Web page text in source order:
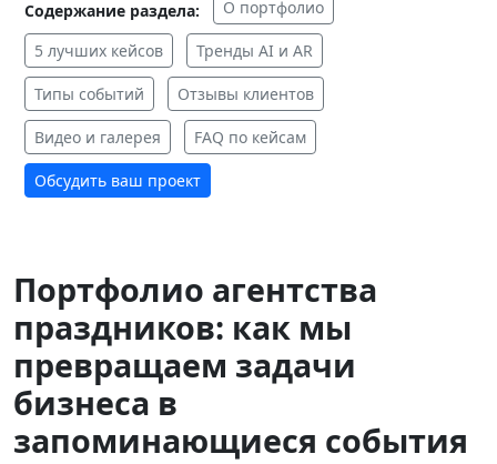
Содержание раздела: О портфолио
5 лучших кейсов Тренды AI и AR
Типы событий Отзывы клиентов
Видео и галерея FAQ по кейсам
Обсудить ваш проект
Портфолио агентства
праздников: как мы
превращаем задачи
бизнеса в
запоминающиеся события